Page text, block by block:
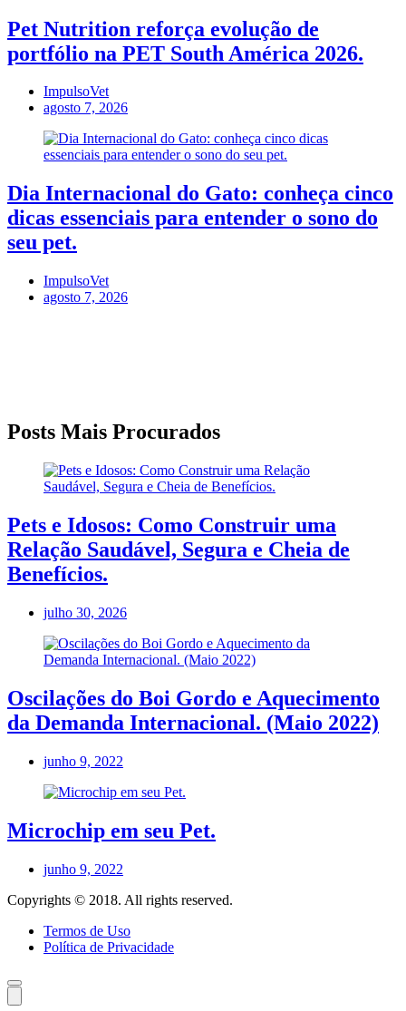
Pet Nutrition reforça evolução de
portfólio na PET South América 2026.
ImpulsoVet
agosto 7, 2026
Dia Internacional do Gato: conheça cinco
dicas essenciais para entender o sono do
seu pet.
ImpulsoVet
agosto 7, 2026
Posts Mais Procurados
Pets e Idosos: Como Construir uma
Relação Saudável, Segura e Cheia de
Benefícios.
julho 30, 2026
Oscilações do Boi Gordo e Aquecimento
da Demanda Internacional. (Maio 2022)
junho 9, 2022
Microchip em seu Pet.
junho 9, 2022
Copyrights © 2018. All rights reserved.
Termos de Uso
Política de Privacidade